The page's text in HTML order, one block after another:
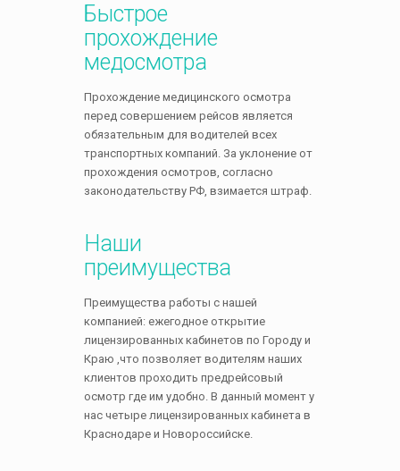
Быстрое
прохождение
медосмотра
Прохождение медицинского осмотра
перед совершением рейсов является
обязательным для водителей всех
транспортных компаний. За уклонение от
прохождения осмотров, согласно
законодательству РФ, взимается штраф.
Наши
преимущества
Преимущества работы с нашей
компанией: ежегодное открытие
лицензированных кабинетов по Городу и
Краю ,что позволяет водителям наших
клиентов проходить предрейсовый
осмотр где им удобно. В данный момент у
нас четыре лицензированных кабинета в
Краснодаре и Новороссийске.